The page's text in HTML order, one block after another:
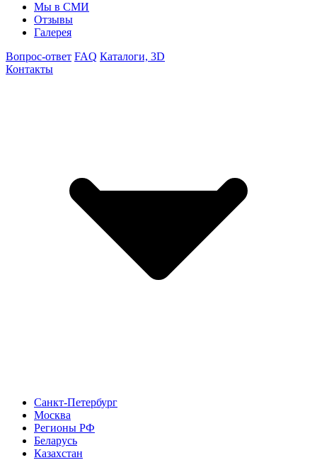
Мы в СМИ
Отзывы
Галерея
Вопрос-ответ FAQ Каталоги, 3D
Контакты
Санкт-Петербург
Москва
Регионы РФ
Беларусь
Казахстан